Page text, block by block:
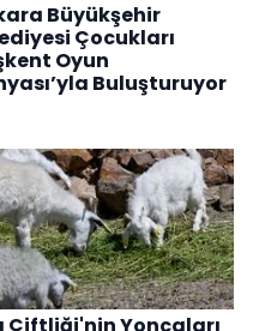
Büyükşehir
Çocukları
Oyun
Buluşturuyor